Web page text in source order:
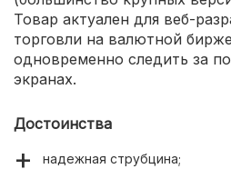
Товар актуален для веб-
торговли на валютной
одновременно следить за
экранах.
Достоинства
надежная струбцина;